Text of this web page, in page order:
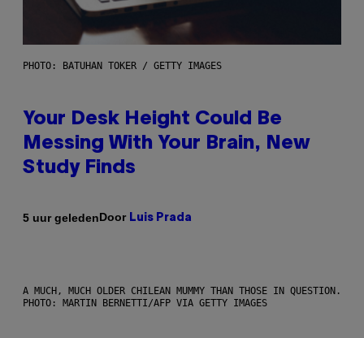
PHOTO: BATUHAN TOKER / GETTY IMAGES
Your Desk Height Could Be
Messing With Your Brain, New
Study Finds
5 uur geledenDoor Luis Prada
A MUCH, MUCH OLDER CHILEAN MUMMY THAN THOSE IN QUESTION.
PHOTO: MARTIN BERNETTI/AFP VIA GETTY IMAGES